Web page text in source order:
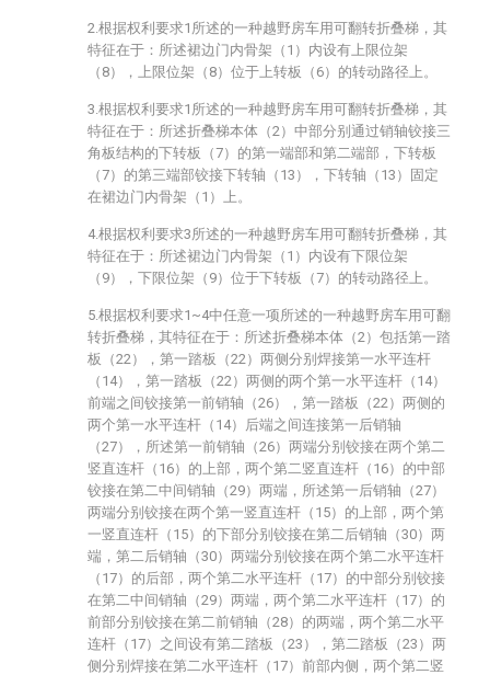
2.根据权利要求1所述的一种越野房车用可翻转折叠梯，其
特征在于：所述裙边门内骨架（1）内设有上限位架
（8），上限位架（8）位于上转板（6）的转动路径上。
3.根据权利要求1所述的一种越野房车用可翻转折叠梯，其
特征在于：所述折叠梯本体（2）中部分别通过销轴铰接三
角板结构的下转板（7）的第一端部和第二端部，下转板
（7）的第三端部铰接下转轴（13），下转轴（13）固定
在裙边门内骨架（1）上。
4.根据权利要求3所述的一种越野房车用可翻转折叠梯，其
特征在于：所述裙边门内骨架（1）内设有下限位架
（9），下限位架（9）位于下转板（7）的转动路径上。
5.根据权利要求1~4中任意一项所述的一种越野房车用可翻
转折叠梯，其特征在于：所述折叠梯本体（2）包括第一踏
板（22），第一踏板（22）两侧分别焊接第一水平连杆
（14），第一踏板（22）两侧的两个第一水平连杆（14）
前端之间铰接第一前销轴（26），第一踏板（22）两侧的
两个第一水平连杆（14）后端之间连接第一后销轴
（27），所述第一前销轴（26）两端分别铰接在两个第二
竖直连杆（16）的上部，两个第二竖直连杆（16）的中部
铰接在第二中间销轴（29）两端，所述第一后销轴（27）
两端分别铰接在两个第一竖直连杆（15）的上部，两个第
一竖直连杆（15）的下部分别铰接在第二后销轴（30）两
端，第二后销轴（30）两端分别铰接在两个第二水平连杆
（17）的后部，两个第二水平连杆（17）的中部分别铰接
在第二中间销轴（29）两端，两个第二水平连杆（17）的
前部分别铰接在第二前销轴（28）的两端，两个第二水平
连杆（17）之间设有第二踏板（23），第二踏板（23）两
侧分别焊接在第二水平连杆（17）前部内侧，两个第二竖